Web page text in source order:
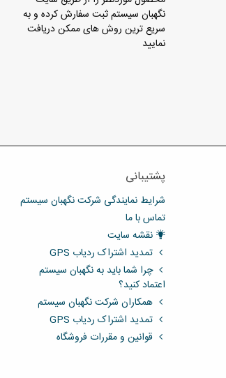
نگهبان سیستم ثبت سفارش کرده و به
سریع ترین روش های ممکن دریافت
نمایید
پشتیبانی
شرایط نمایندگی شرکت نگهبان سیستم
تماس با ما
نقشه سایت
تمدید اشتراک ردیاب GPS
چرا شما باید به نگهبان سیستم
اعتماد کنید؟
همکاران شرکت نگهبان سیستم
تمدید اشتراک ردیاب GPS
قوانین و مقررات فروشگاه